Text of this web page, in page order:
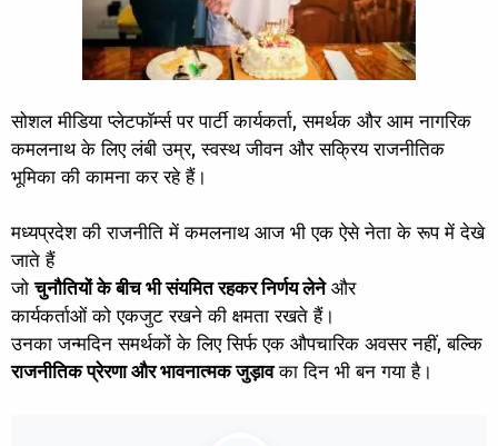
सोशल मीडिया प्लेटफॉर्म्स पर पार्टी कार्यकर्ता, समर्थक और आम नागरिक
कमलनाथ के लिए लंबी उम्र, स्वस्थ जीवन और सक्रिय राजनीतिक
भूमिका की कामना कर रहे हैं।
मध्यप्रदेश की राजनीति में कमलनाथ आज भी एक ऐसे नेता के रूप में देखे
जाते हैं
जोचुनौतियों के बीच भी संयमित रहकर निर्णय लेनेऔर
कार्यकर्ताओं को एकजुट रखने की क्षमता रखते हैं।
उनका जन्मदिन समर्थकों के लिए सिर्फ एक औपचारिक अवसर नहीं, बल्कि
राजनीतिक प्रेरणा और भावनात्मक जुड़ावका दिन भी बन गया है।